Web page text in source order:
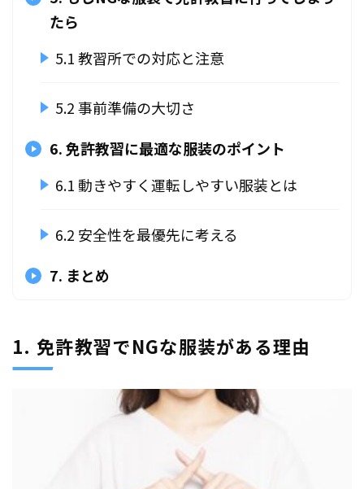
たら
5.1 教習所での対応と注意
5.2 事前準備の大切さ
6. 免許教習に最適な服装のポイント
6.1 動きやすく運転しやすい服装とは
6.2 安全性を最優先に考える
7. まとめ
1. 免許教習でNGな服装がある理由